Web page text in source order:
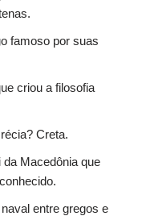
famoso por suas
criou a filosofia
Creta.
Macedônia que
entre gregos e